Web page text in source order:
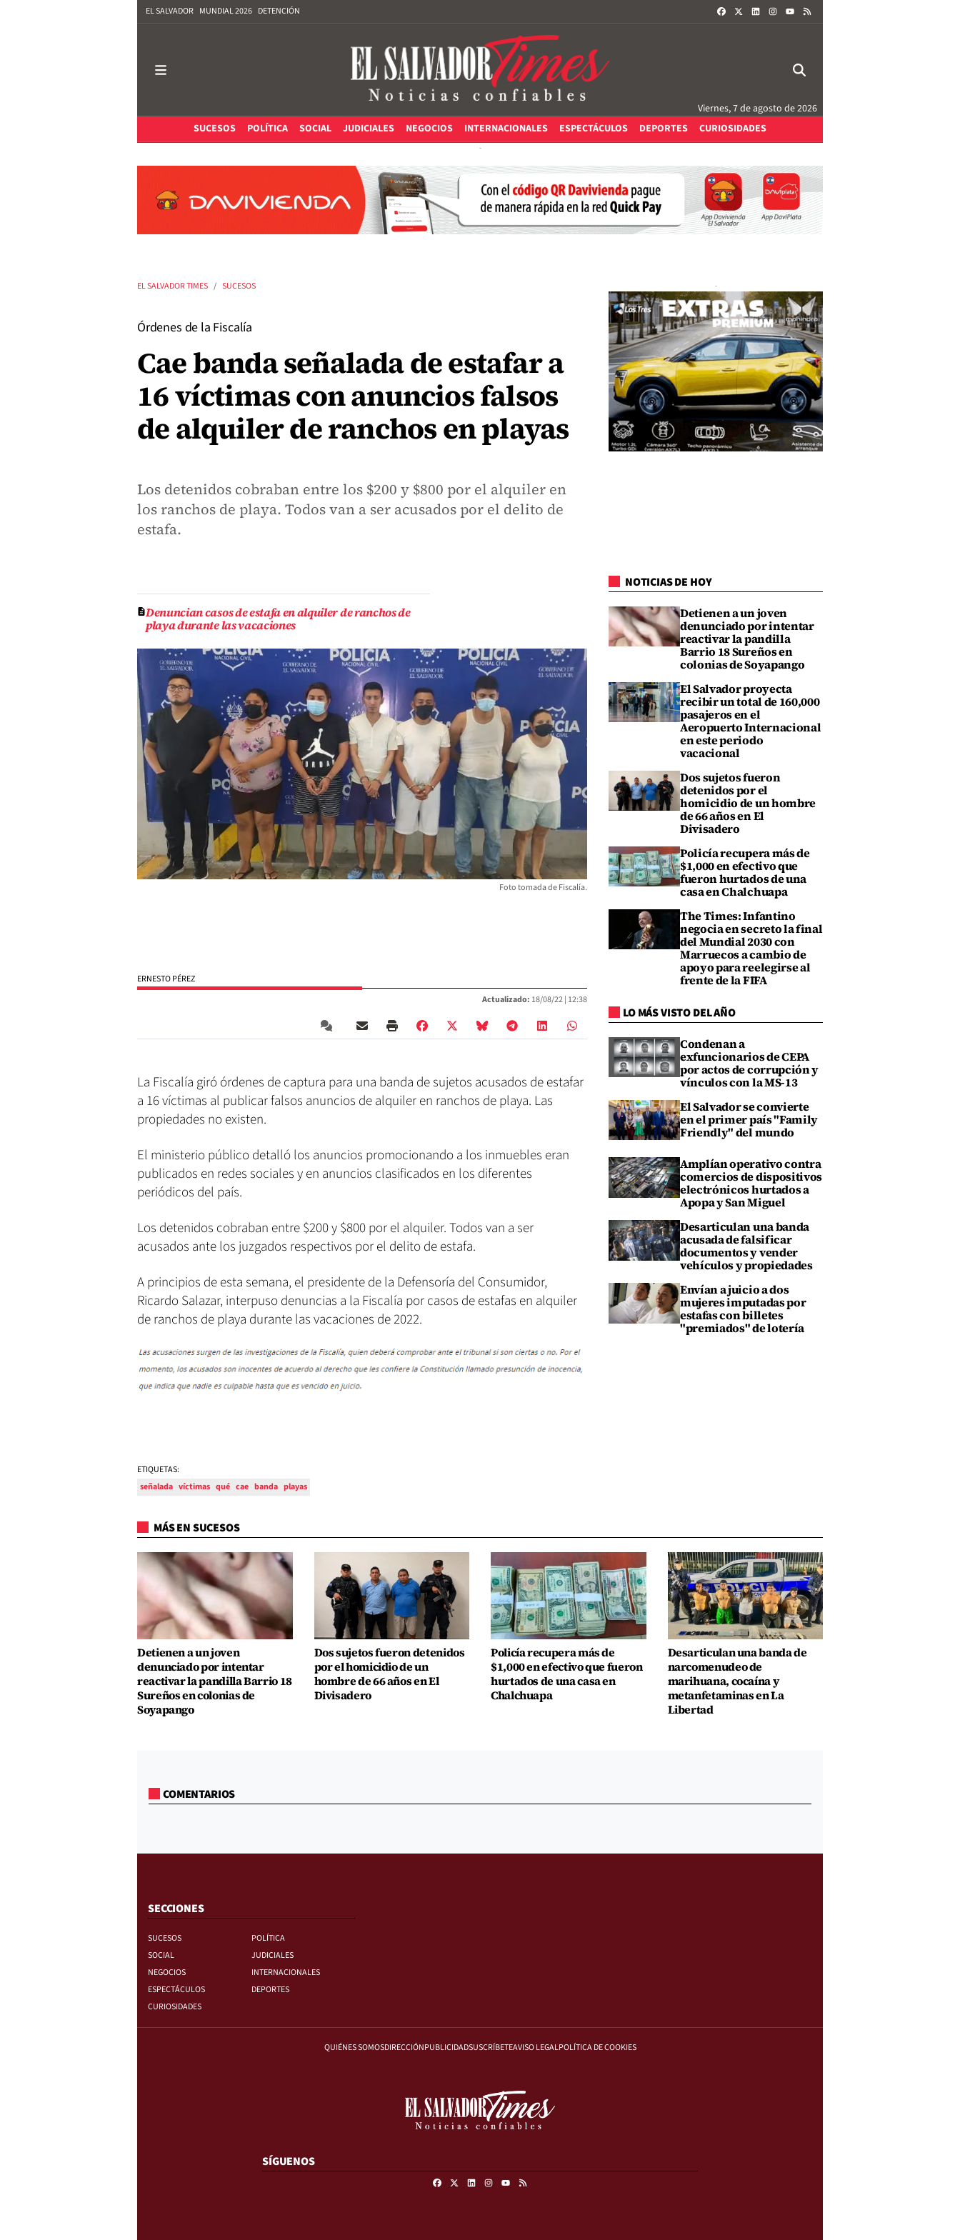
EL SALVADOR MUNDIAL 2026 DETENCIÓN FACEBOOKLINKEDININSTAGRAM
Viernes, 7 de agosto de 2026
SUCESOS
POLÍTICA SOCIAL JUDICIALES NEGOCIOS INTERNACIONALES ESPECTÁCULOS DEPORTES CURIOSIDADES
EL SALVADOR TIMES SUCESOS
Órdenes de la Fiscalía
Cae banda señalada de estafar a
16 víctimas con anuncios falsos
de alquiler de ranchos en playas
Los detenidos cobraban entre los $200 y $800 por el alquiler en
los ranchos de playa. Todos van a ser acusados por el delito de
estafa.
Denuncian casos de estafa en alquiler de ranchos de
playa durante las vacaciones
Foto tomada de Fiscalía.
ERNESTO PÉREZ
Actualizado: 18/08/22 | 12:38
La Fiscalía giró órdenes de captura para una banda de sujetos acusados de estafar
a 16 víctimas al publicar falsos anuncios de alquiler en ranchos de playa. Las
propiedades no existen.
El ministerio público detalló los anuncios promocionando a los inmuebles eran
publicados en redes sociales y en anuncios clasificados en los diferentes
periódicos del país.
Los detenidos cobraban entre $200 y $800 por el alquiler. Todos van a ser
acusados ante los juzgados respectivos por el delito de estafa.
A principios de esta semana, el presidente de la Defensoría del Consumidor,
Ricardo Salazar, interpuso denuncias a la Fiscalía por casos de estafas en alquiler
de ranchos de playa durante las vacaciones de 2022.
ETIQUETAS:
señalada víctimas qué cae banda playas
NOTICIAS DE HOY
Detienen a un joven
denunciado por intentar
reactivar la pandilla
Barrio 18 Sureños en
colonias de Soyapango
El Salvador proyecta
recibir un total de 160,000
pasajeros en el
Aeropuerto Internacional
en este periodo
vacacional
Dos sujetos fueron
detenidos por el
homicidio de un hombre
de 66 años en El
Divisadero
Policía recupera más de
$1,000 en efectivo que
fueron hurtados de una
casa en Chalchuapa
The Times: Infantino
negocia en secreto la final
del Mundial 2030 con
Marruecos a cambio de
apoyo para reelegirse al
frente de la FIFA
LO MÁS VISTO DEL AÑO
Condenan a
exfuncionarios de CEPA
por actos de corrupción y
vínculos con la MS-13
El Salvador se convierte
en el primer país "Family
Friendly" del mundo
Amplían operativo contra
comercios de dispositivos
electrónicos hurtados a
Apopa y San Miguel
Desarticulan una banda
acusada de falsificar
documentos y vender
vehículos y propiedades
Envían a juicio a dos
mujeres imputadas por
estafas con billetes
"premiados" de lotería
MÁS EN SUCESOS
Detienen a un joven
denunciado por intentar
reactivar la pandilla Barrio 18
Sureños en colonias de
Soyapango
Dos sujetos fueron detenidos
por el homicidio de un
hombre de 66 años en El
Divisadero
Policía recupera más de
$1,000 en efectivo que fueron
hurtados de una casa en
Chalchuapa
Desarticulan una banda de
narcomenudeo de
marihuana, cocaína y
metanfetaminas en La
Libertad
COMENTARIOS
SECCIONES
SUCESOS
POLÍTICA
SOCIAL
JUDICIALES
NEGOCIOS
INTERNACIONALES
ESPECTÁCULOS
DEPORTES
CURIOSIDADES
QUIÉNES SOMOSDIRECCIÓNPUBLICIDADSUSCRÍBETEAVISO LEGALPOLÍTICA DE COOKIES
SÍGUENOS
FacebookLinkedinInstagram